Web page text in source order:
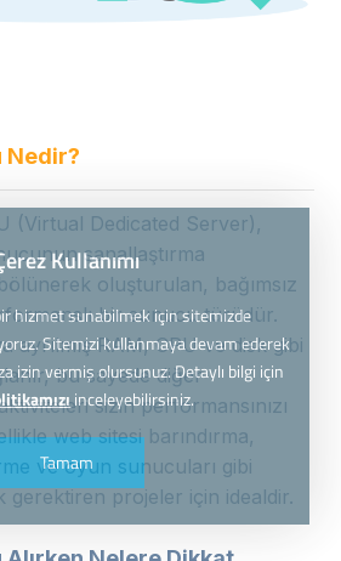
Nedir?
(Virtual Dedicated Server),
sanallaştırma
oluşturulan, bağımsız
bir sunucu türüdür.
ayrılmış RAM, CPU ve disk gibi
bu sayede diğer
sizin performansınızı
web sitesi barındırma,
ve oyun sunucuları gibi
gerektiren projeler için idealdir.
Kullanımı
hizmet sunabilmek için sitemizde
Sitemizi kullanmaya devam ederek
izin vermiş olursunuz. Detaylı bilgi için
inceleyebilirsiniz.
Tamam